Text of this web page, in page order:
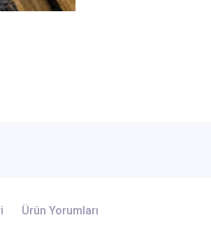
Ürün Yorumları